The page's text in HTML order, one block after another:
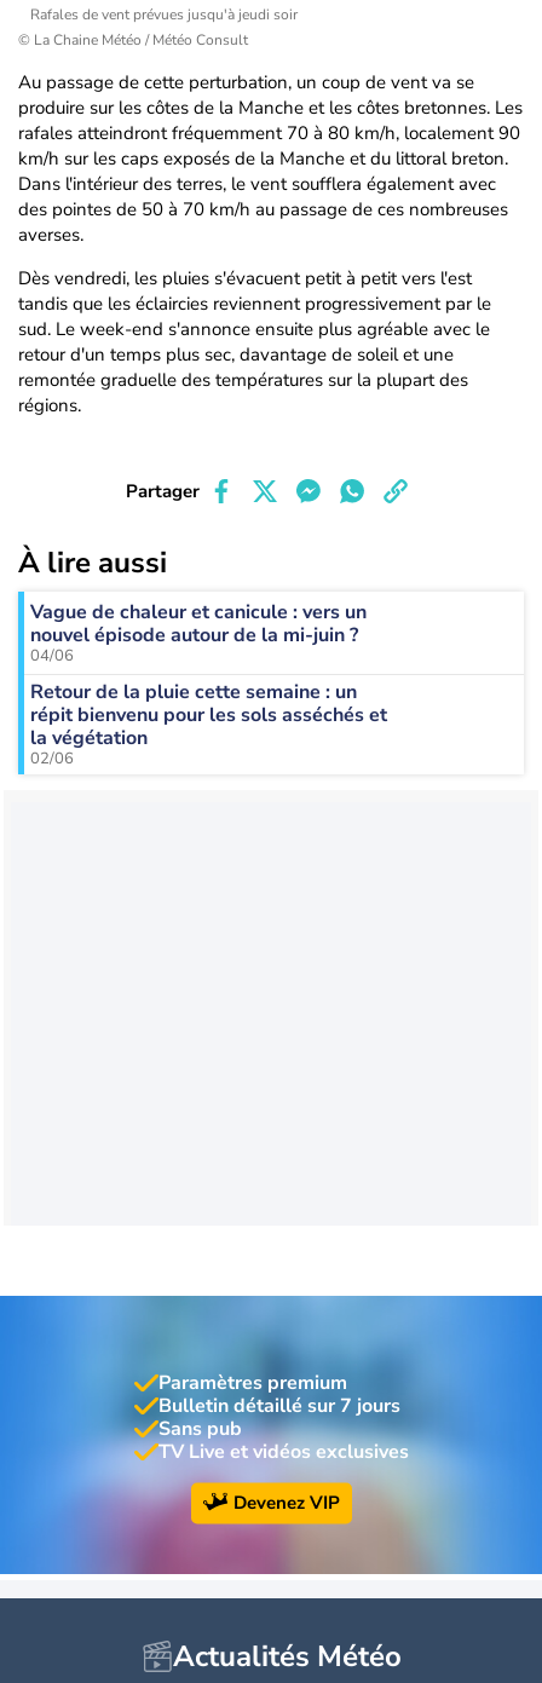
Rafales de vent prévues jusqu'à jeudi soir
© La Chaine Météo / Météo Consult
Au passage de cette perturbation, un coup de vent va se
produire sur les côtes de la Manche et les côtes bretonnes. Les
rafales atteindront fréquemment 70 à 80 km/h, localement 90
km/h sur les caps exposés de la Manche et du littoral breton.
Dans l'intérieur des terres, le vent soufflera également avec
des pointes de 50 à 70 km/h au passage de ces nombreuses
averses.
Dès vendredi, les pluies s'évacuent petit à petit vers l'est
tandis que les éclaircies reviennent progressivement par le
sud. Le week-end s'annonce ensuite plus agréable avec le
retour d'un temps plus sec, davantage de soleil et une
remontée graduelle des températures sur la plupart des
régions.
Partager
À lire aussi
Vague de chaleur et canicule : vers un
nouvel épisode autour de la mi-juin ?
04/06
Retour de la pluie cette semaine : un
répit bienvenu pour les sols asséchés et
la végétation
02/06
Paramètres premium
Bulletin détaillé sur 7 jours
Sans pub
TV Live et vidéos exclusives
Devenez VIP
Actualités Météo